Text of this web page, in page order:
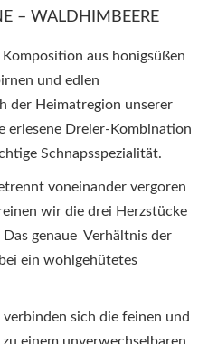
– WALDHIMBEERE
aus honigsüßen
und edlen
der Heimatregion unserer
erlesene Dreier-Kombination
Schnapsspezialität.
voneinander vergoren
wir die drei Herzstücke
genaue Verhältnis der
ein wohlgehütetes
sich die feinen und